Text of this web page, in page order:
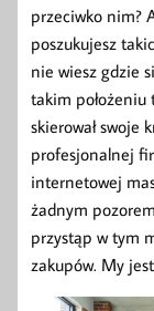
przeciwko nim?
poszukujesz
nie wiesz gdzie
takim położeniu
skierował swoje
profesjonalnej
internetowej
żadnym
przystąp w tym
zakupów. My